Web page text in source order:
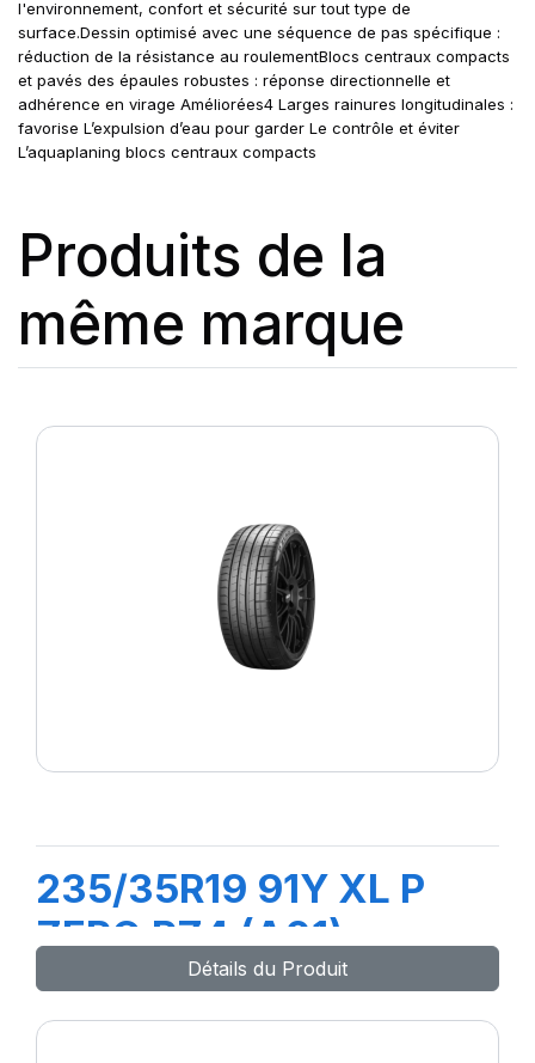
l'environnement, confort et sécurité sur tout type de
surface.Dessin optimisé avec une séquence de pas spécifique :
réduction de la résistance au roulementBlocs centraux compacts
et pavés des épaules robustes : réponse directionnelle et
adhérence en virage Améliorées4 Larges rainures longitudinales :
favorise L’expulsion d’eau pour garder Le contrôle et éviter
L’aquaplaning blocs centraux compacts
Produits de la
même marque
235/35R19 91Y XL P
ZERO PZ4 (A01)
Détails du Produit